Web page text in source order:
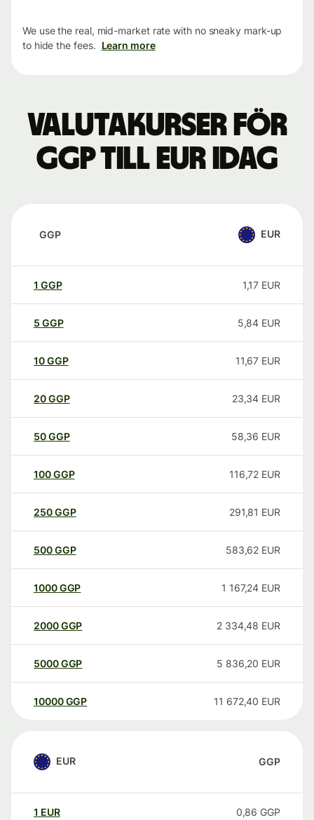
We use the real, mid-market rate with no sneaky mark-up
to hide the fees. Learn more
Valutakurser för
GGP till EUR idag
GGP EUR
1 GGP 1,17 EUR
5 GGP 5,84 EUR
10GGP 11,67 EUR
20GGP 23,34 EUR
50GGP 58,36 EUR
100GGP 116,72 EUR
250GGP 291,81 EUR
500GGP 583,62 EUR
1000GGP 1 167,24 EUR
2000GGP 2 334,48 EUR
5000GGP 5 836,20 EUR
10000 GGP 11 672,40 EUR
EUR GGP
1 EUR 0,86 GGP